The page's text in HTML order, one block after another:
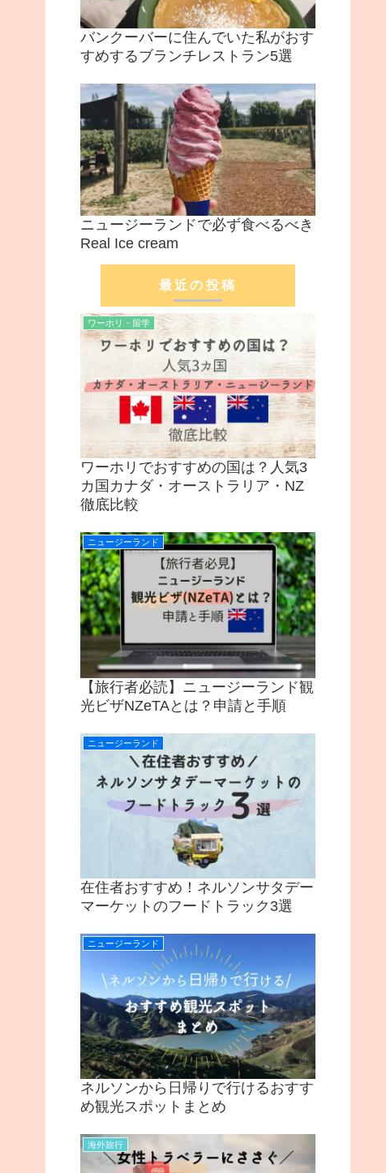
バンクーバーに住んでいた私がおす
すめするブランチレストラン5選
ニュージーランドで必ず食べるべき
Real Ice cream
最近の投稿
ワーホリ・留学
ワーホリでおすすめの国は？人気3
カ国カナダ・オーストラリア・NZ
徹底比較
ニュージーランド
【旅行者必読】ニュージーランド観
光ビザNZeTAとは？申請と手順
ニュージーランド
在住者おすすめ！ネルソンサタデー
マーケットのフードトラック3選
ニュージーランド
ネルソンから日帰りで行けるおすす
め観光スポットまとめ
海外旅行